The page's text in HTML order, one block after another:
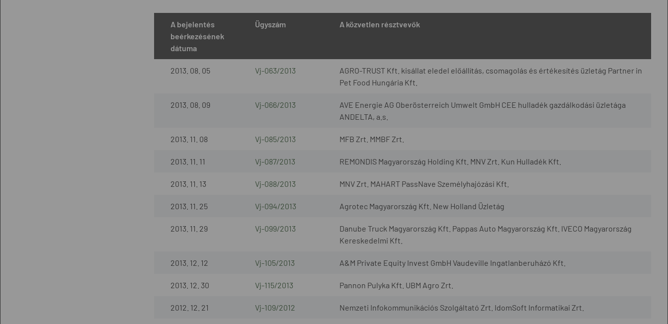
A bejelentés
beérkezésének
dátuma
Ügyszám A közvetlen résztvevők
2013. 08. 05 Vj-063/2013
AGRO-TRUST Kft. kisállat eledel előállítás, csomagolás és értékesítés üzletág Partner in
Pet Food Hungária Kft.
2013. 08. 09 Vj-066/2013
AVE Energie AG Oberösterreich Umwelt GmbH CEE hulladék gazdálkodási üzletága
ANDELTA, a.s.
2013. 11. 08 Vj-085/2013 MFB Zrt. MMBF Zrt.
2013. 11. 11 Vj-087/2013 REMONDIS Magyarország Holding Kft. MNV Zrt. Kun Hulladék Kft.
2013. 11. 13 Vj-088/2013 MNV Zrt. MAHART PassNave Személyhajózási Kft.
2013. 11. 25 Vj-094/2013 Agrotec Magyarország Kft. New Holland Üzletág
2013. 11. 29 Vj-099/2013
Danube Truck Magyarország Kft. Pappas Auto Magyarország Kft. IVECO Magyarország
Kereskedelmi Kft.
2013. 12. 12 Vj-105/2013 A&M Private Equity Invest GmbH Vaudeville Ingatlanberuházó Kft.
2013. 12. 30 Vj-115/2013 Pannon Pulyka Kft. UBM Agro Zrt.
2012. 12. 21 Vj-109/2012 Nemzeti Infokommunikációs Szolgáltató Zrt. IdomSoft Informatikai Zrt.